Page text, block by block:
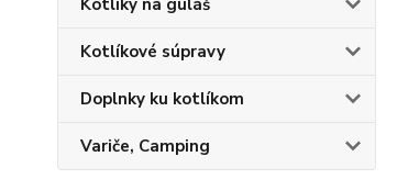
Kotlíky na guláš
Kotlíkové súpravy
Doplnky ku kotlíkom
Variče, Camping